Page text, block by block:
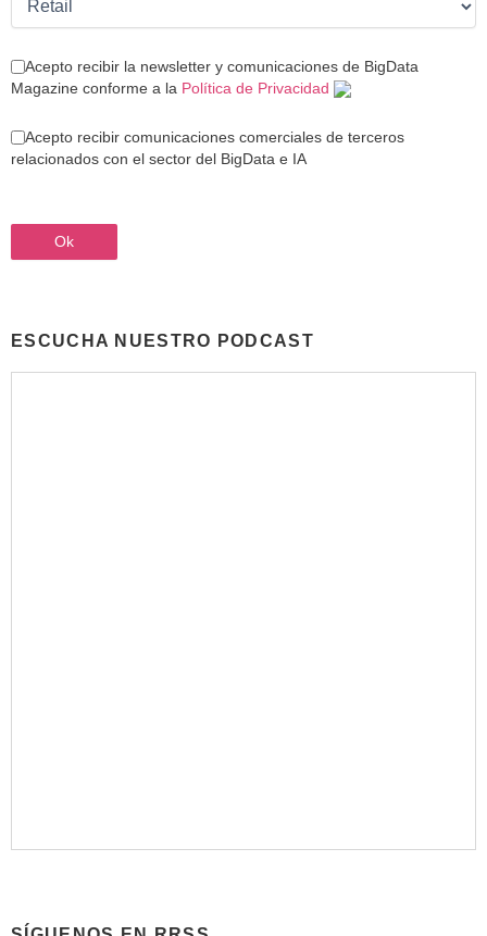
Acepto recibir la newsletter y comunicaciones de BigData
Magazine conforme a la Política de Privacidad
Acepto recibir comunicaciones comerciales de terceros
relacionados con el sector del BigData e IA
ESCUCHA NUESTRO PODCAST